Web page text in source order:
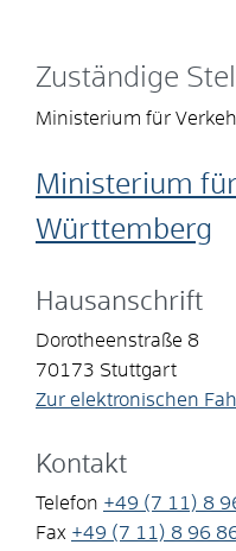
Zuständige
Ministerium für
Ministerium
Württemberg
Hausanschrift
Dorotheenstraße 8
70173 Stuttgart
Zur elektronischen
Kontakt
Telefon +49 (7 11) 8
Fax +49 (7 11) 8 96